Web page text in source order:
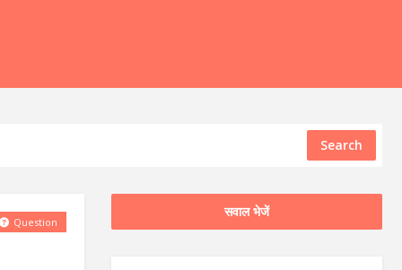
Search
Question
सवाल भेजें